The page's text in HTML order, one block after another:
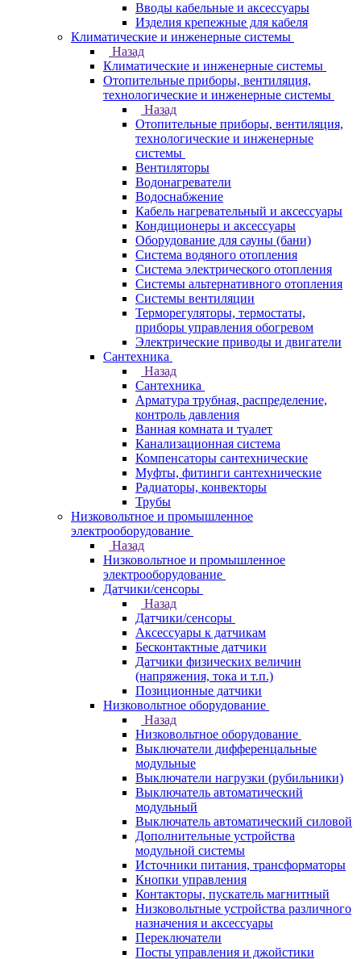
Вводы кабельные и аксессуары
Изделия крепежные для кабеля
Климатические и инженерные системы
Назад
Климатические и инженерные системы
Отопительные приборы, вентиляция,
технологические и инженерные системы
Назад
Отопительные приборы, вентиляция,
технологические и инженерные
системы
Вентиляторы
Водонагреватели
Водоснабжение
Кабель нагревательный и аксессуары
Кондиционеры и аксессуары
Оборудование для сауны (бани)
Система водяного отопления
Система электрического отопления
Системы альтернативного отопления
Системы вентиляции
Терморегуляторы, термостаты,
приборы управления обогревом
Электрические приводы и двигатели
Сантехника
Назад
Сантехника
Арматура трубная, распределение,
контроль давления
Ванная комната и туалет
Канализационная система
Компенсаторы сантехнические
Муфты, фитинги сантехнические
Радиаторы, конвекторы
Трубы
Низковольтное и промышленное
электрооборудование
Назад
Низковольтное и промышленное
электрооборудование
Датчики/сенсоры
Назад
Датчики/сенсоры
Аксессуары к датчикам
Бесконтактные датчики
Датчики физических величин
(напряжения, тока и т.п.)
Позиционные датчики
Низковольтное оборудование
Назад
Низковольтное оборудование
Выключатели дифференцальные
модульные
Выключатели нагрузки (рубильники)
Выключатель автоматический
модульный
Выключатель автоматический силовой
Дополнительные устройства
модульной системы
Источники питания, трансформаторы
Кнопки управления
Контакторы, пускатель магнитный
Низковольтные устройства различного
назначения и аксессуары
Переключатели
Посты управления и джойстики